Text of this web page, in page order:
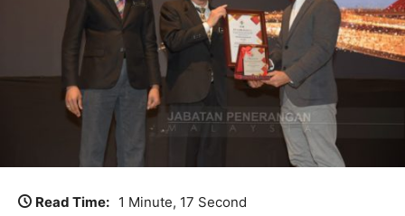
Read Time: 1 Minute, 17 Second